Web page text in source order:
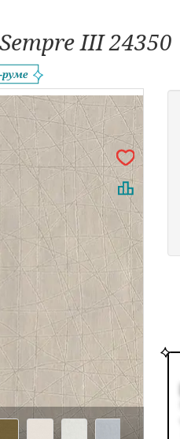
III 24350